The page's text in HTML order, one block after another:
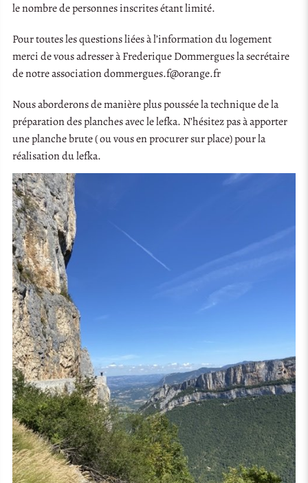
le nombre de personnes inscrites étant limité.
Pour toutes les questions liées à l’information du logement
merci de vous adresser à Frederique Dommergues la secrétaire
de notre association dommergues.f@orange.fr
Nous aborderons de manière plus poussée la technique de la
préparation des planches avec le lefka. N’hésitez pas à apporter
une planche brute ( ou vous en procurer sur place) pour la
réalisation du lefka.